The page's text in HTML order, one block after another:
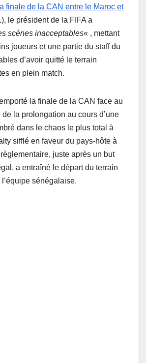
la finale de la CAN entre le Maroc et
le président de la FIFA a
scènes inacceptables« , mettant
joueurs et une partie du staff du
d’avoir quitté le terrain
en plein match.
la finale de la CAN face au
de la prolongation au cours d’une
dans le chaos le plus total à
sifflé en faveur du pays-hôte à
juste après un but
a entraîné le départ du terrain
l’équipe sénégalaise.